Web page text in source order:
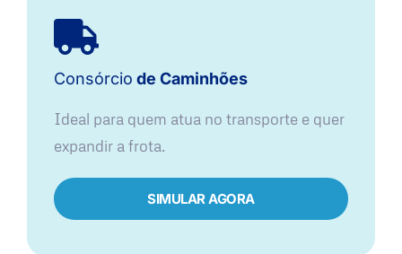
Consórcio de Caminhões
Ideal para quem atua no transporte e quer
expandir a frota.
SIMULAR AGORA